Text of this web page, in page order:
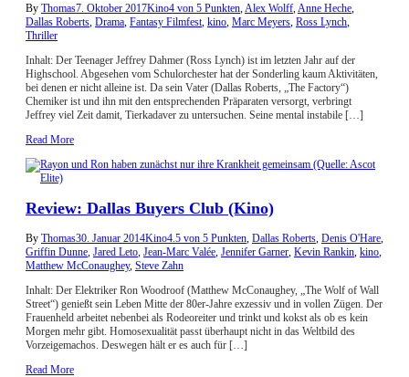
By Thomas7. Oktober 2017Kino4 von 5 Punkten,Alex Wolff,Anne Heche,
Dallas Roberts, Drama, Fantasy Filmfest, kino, Marc Meyers, Ross Lynch,
Thriller
Inhalt: Der Teenager Jeffrey Dahmer (Ross Lynch) ist im letzten Jahr auf der
Highschool. Abgesehen vom Schulorchester hat der Sonderling kaum Aktivitäten,
bei denen er nicht alleine ist. Da sein Vater (Dallas Roberts, „The Factory“)
Chemiker ist und ihn mit den entsprechenden Präparaten versorgt, verbringt
Jeffrey viel Zeit damit, Tierkadaver zu untersuchen. Seine mental instabile […]
Read More
Review: Dallas Buyers Club (Kino)
By Thomas30. Januar 2014Kino4.5 von 5 Punkten Dallas Roberts Denis O'Hare
Griffin Dunne Jared Leto Jean-Marc Valée Jennifer Garner Kevin Rankin kino
Matthew McConaughey, Steve Zahn
Inhalt: Der Elektriker Ron Woodroof (Matthew McConaughey, „The Wolf of Wall
Street“) genießt sein Leben Mitte der 80er-Jahre exzessiv und in vollen Zügen. Der
Frauenheld arbeitet nebenbei als Rodeoreiter und trinkt und kokst als ob es kein
Morgen mehr gibt. Homosexualität passt überhaupt nicht in das Weltbild des
Vorzeigemachos. Deswegen hält er es auch für […]
Read More